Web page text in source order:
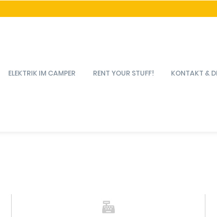
ELEKTRIK IM CAMPER RENT YOUR STUFF! KONTAKT &